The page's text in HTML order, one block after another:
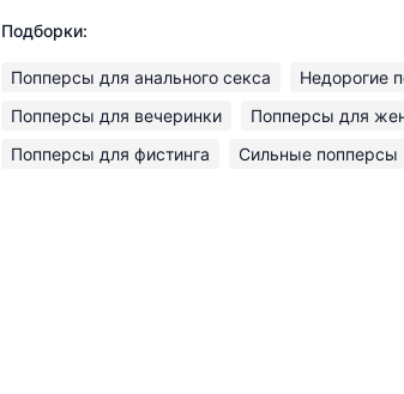
Подборки:
Попперсы для анального секса
Недорогие
Попперсы для вечеринки
Попперсы для
Попперсы для фистинга
Сильные попперсы